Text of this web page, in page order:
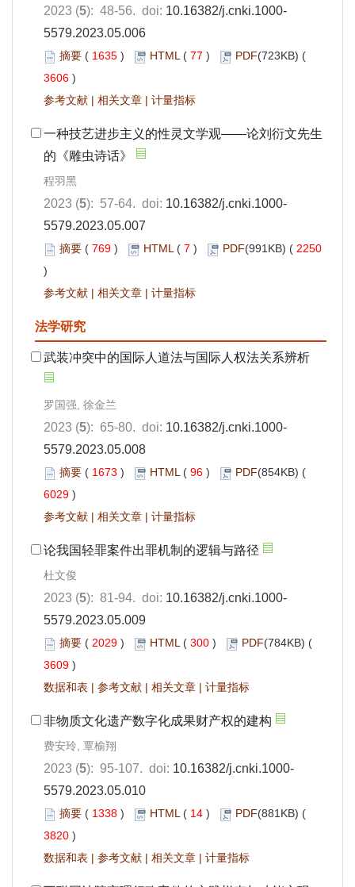
2023 (5): 48-56. doi: 10.16382/j.cnki.1000-
5579.2023.05.006
摘要 ( 1635 ) HTML( 77 ) PDF(723KB) (
3606 )
参考文献 | 相关文章 | 计量指标
一种技艺进步主义的性灵文学观——论刘衍文先生
的《雕虫诗话》
程羽黑
2023 (5): 57-64. doi: 10.16382/j.cnki.1000-
5579.2023.05.007
摘要 ( 769 ) HTML( 7 ) PDF(991KB) ( 2250
)
参考文献 | 相关文章 | 计量指标
法学研究
武装冲突中的国际人道法与国际人权法关系辨析
罗国强, 徐金兰
2023 (5): 65-80. doi: 10.16382/j.cnki.1000-
5579.2023.05.008
摘要 ( 1673 ) HTML( 96 ) PDF(854KB) (
6029 )
参考文献 | 相关文章 | 计量指标
论我国轻罪案件出罪机制的逻辑与路径
杜文俊
2023 (5): 81-94. doi: 10.16382/j.cnki.1000-
5579.2023.05.009
摘要 ( 2029 ) HTML( 300 ) PDF(784KB) (
3609 )
数据和表 | 参考文献 | 相关文章 | 计量指标
非物质文化遗产数字化成果财产权的建构
费安玲, 覃榆翔
2023 (5): 95-107. doi: 10.16382/j.cnki.1000-
5579.2023.05.010
摘要 ( 1338 ) HTML( 14 ) PDF(881KB) (
3820 )
数据和表 | 参考文献 | 相关文章 | 计量指标